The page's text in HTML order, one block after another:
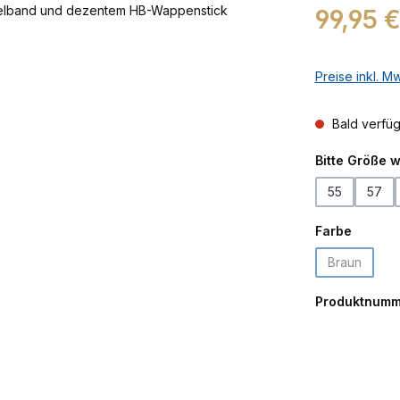
Regulärer Preis:
99,95 €
Preise inkl.
Bald
Bitte Größe
55 57
Farbe
Braun